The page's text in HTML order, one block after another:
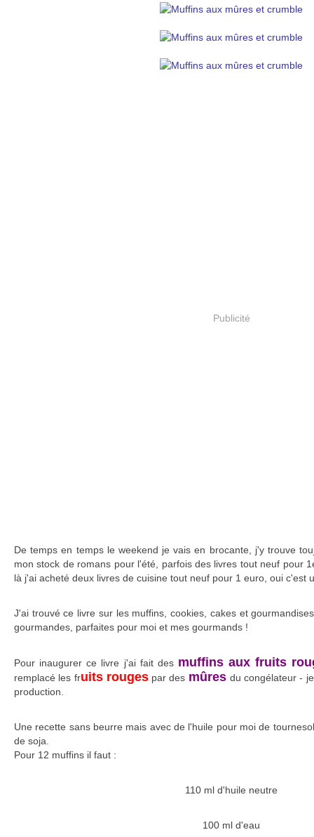
Publicité
De temps en temps le weekend je vais en brocante, j'y trouve
mon stock de romans pour l'été, parfois des livres tout neuf pour
là j'ai acheté deux livres de cuisine tout neuf pour 1 euro, oui c'est
J'ai trouvé ce livre sur les muffins, cookies, cakes et
gourmandes, parfaites pour moi et mes gourmands !
Pour inaugurer ce livre j'ai fait des muffins aux fruits
remplacé les fruits rougespar des mûres du congélateur -
production.
Une recette sans beurre mais avec de l'huile pour moi de
de soja.
Pour 12 muffins il faut :
110 ml d'huile neutre
100 ml d'eau